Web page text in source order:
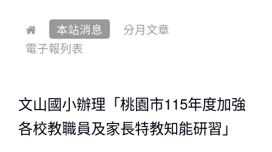
本站消息
分月文章
電子報列表
文山國小辦理「桃園市115年度加強
各校教職員及家長特教知能研習」